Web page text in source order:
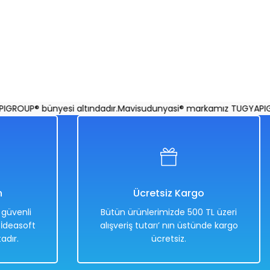
Flamingo Binici 173 x 170 Cm
bünyesi altındadır.Mavisudunyasi® markamız
güvenli
İdeasoft
Ücretsiz Kargo
Bütün ürünlerimizde 500 TL üzeri
alışveriş tutarı’ nın üstünde kargo
ücretsiz.